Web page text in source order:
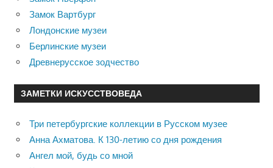
Замок Вартбург
Лондонские музеи
Берлинские музеи
Древнерусское зодчество
ЗАМЕТКИ ИСКУССТВОВЕДА
Три петербургские коллекции в Русском музее
Анна Ахматова. К 130-летию со дня рождения
Ангел мой, будь со мной